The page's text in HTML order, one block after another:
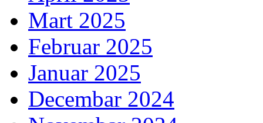
Mart 2025
Februar 2025
Januar 2025
Decembar 2024